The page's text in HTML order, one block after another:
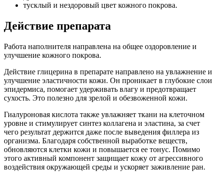
тусклый и нездоровый цвет кожного покрова.
Действие препарата
Работа наполнителя направлена на общее оздоровление и
улучшение кожного покрова.
Действие глицерина в препарате направлено на увлажнение и
улучшение эластичности кожи. Он проникает в глубокие слои
эпидермиса, помогает удерживать влагу и предотвращает
сухость. Это полезно для зрелой и обезвоженной кожи.
Гиалуроновая кислота также увлажняет ткани на клеточном
уровне и стимулирует синтез коллагена и эластина, за счет
чего результат держится даже после выведения филлера из
организма. Благодаря собственной выработке веществ,
обновляются клетки кожи и повышается ее тонус. Помимо
этого активный компонент защищает кожу от агрессивного
воздействия окружающей среды и ускоряет заживление ран.